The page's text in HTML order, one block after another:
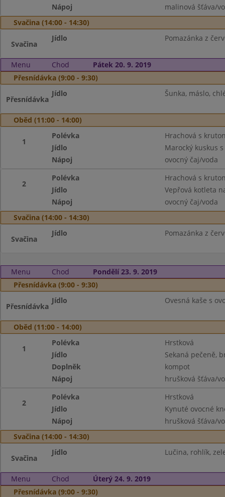
Nápoj
malinová šťáva/
Svačina (14:00 - 14:30)
Svačina
Jídlo Pomazánka z
Menu Chod
Pátek 20. 9. 2019
Přesnídávka (9:00 - 9:30)
Přesnídávka
Jídlo Šunka, máslo,
Oběd (11:00 - 14:00)
1
Polévka
Hrachová s
Jídlo
Marocký kuskus
Nápoj
ovocný čaj/voda
2
Polévka
Hrachová s
Jídlo
Vepřová kotleta
Nápoj
ovocný čaj/voda
Svačina (14:00 - 14:30)
Svačina
Jídlo Pomazánka z
Menu Chod
Pondělí 23. 9. 2019
Přesnídávka (9:00 - 9:30)
Přesnídávka
Jídlo Ovesná kaše s
Oběd (11:00 - 14:00)
1
Polévka
Hrstková
Jídlo
Sekaná pečeně,
Doplněk
kompot
Nápoj
hrušková šťáva/
2
Polévka
Hrstková
Jídlo
Kynuté ovocné
Nápoj
hrušková šťáva/
Svačina (14:00 - 14:30)
Svačina
Jídlo Lučina, rohlík,
Menu Chod
Úterý 24. 9. 2019
Přesnídávka (9:00 - 9:30)